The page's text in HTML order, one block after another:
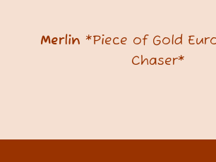
Merlin *Piece of Gold
Chaser*